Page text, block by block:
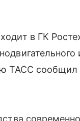
в ГК
ТАСС сообщил